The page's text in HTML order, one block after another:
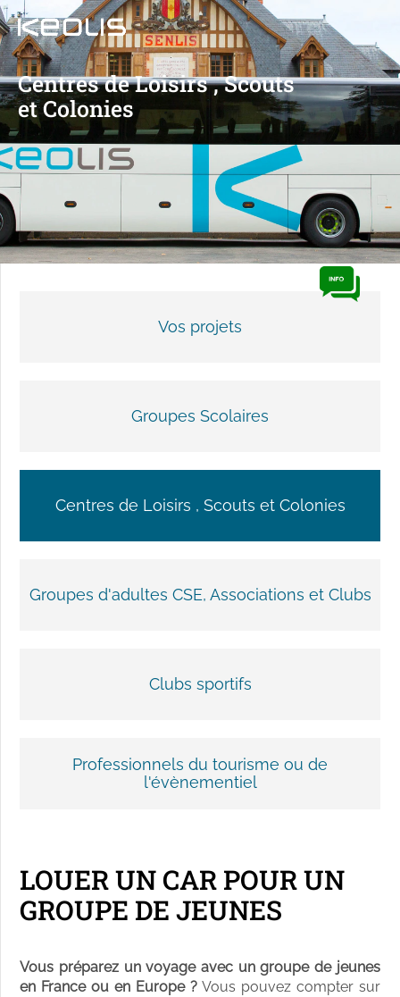
Centres de Loisirs , Scouts
et Colonies
Vos projets
Groupes Scolaires
Centres de Loisirs , Scouts et Colonies
Groupes d'adultes CSE, Associations et Clubs
Clubs sportifs
Professionnels du tourisme ou de
l'évènementiel
LOUER UN CAR POUR UN
GROUPE DE JEUNES
Vous préparez un voyage avec un groupe de jeunes
en France ou en Europe ?Vous pouvez compter sur